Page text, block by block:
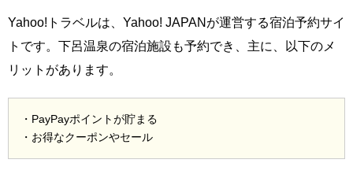
Yahoo!トラベルは、Yahoo! JAPANが運営する宿泊予約サイ
トです。下呂温泉の宿泊施設も予約でき、主に、以下のメ
リットがあります。
・PayPayポイントが貯まる
・お得なクーポンやセール